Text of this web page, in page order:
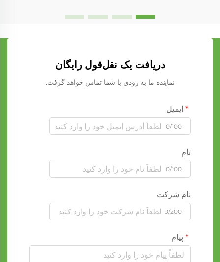
دریافت یک نقل‌قول رایگان
نماینده ما به زودی با شما تماس خواهد گرفت.
ایمیل
0/100
نام
0/100
نام شرکت
0/200
پیام